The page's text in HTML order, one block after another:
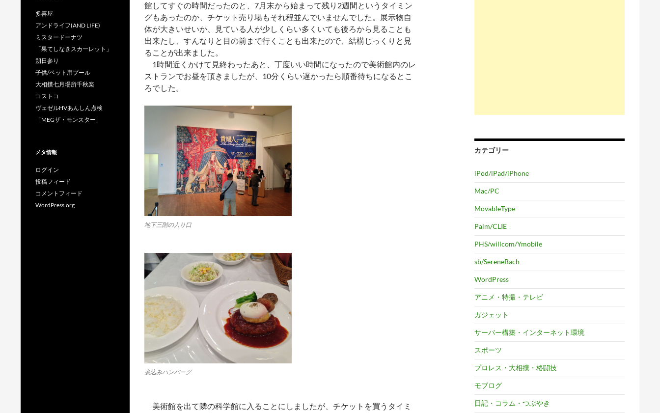
館してすぐの時間だったのと、7月末から始まって残り2週間というタイミン
グもあったのか、チケット売り場もそれ程並んでいませんでした。展示物自
体が大きいせいか、見ている人が少しくらい多くいても後ろから見ることも
出来たし、すんなりと目の前まで行くことも出来たので、結構じっくりと見
ることが出来ました。
1時間近くかけて見終わったあと、丁度いい時間になったので美術館内のレ
ストランでお昼を頂きましたが、10分くらい遅かったら順番待ちになるとこ
ろでした。
地下三階の入り口
煮込みハンバーグ
美術館を出て隣の科学館に入ることにしましたが、チケットを買うタイミ
カテゴリー
iPod/iPad/iPhone
Mac/PC
MovableType
Palm/CLIE
PHS/willcom/Ymobile
sb/SereneBach
WordPress
アニメ・特撮・テレビ
ガジェット
サーバー構築・インターネット環境
スポーツ
プロレス・大相撲・格闘技
モブログ
日記・コラム・つぶやき
多喜屋
アンドライフ(AND LIFE)
ミスタードーナツ
「果てしなきスカーレット」
朔日参り
子供/ペット用プール
大相撲七月場所千秋楽
コストコ
ヴェゼルHVあんしん点検
「MEGザ・モンスター」
メタ情報
ログイン
投稿フィード
コメントフィード
WordPress.org